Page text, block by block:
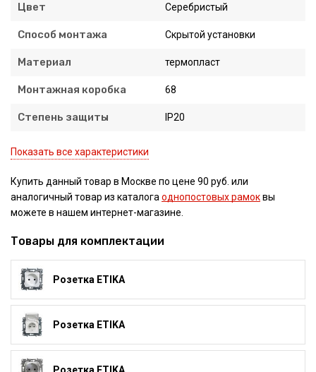
Цвет Серебристый
Способ монтажа Скрытой установки
Материал термопласт
Монтажная коробка 68
Степень защиты IP20
Показать все характеристики
Купить данный товар в Москве по цене 90 руб. или
аналогичный товар из каталогаоднопостовых рамоквы
можете в нашем интернет-магазине.
Товары для комплектации
Розетка ETIKA
Розетка ETIKA